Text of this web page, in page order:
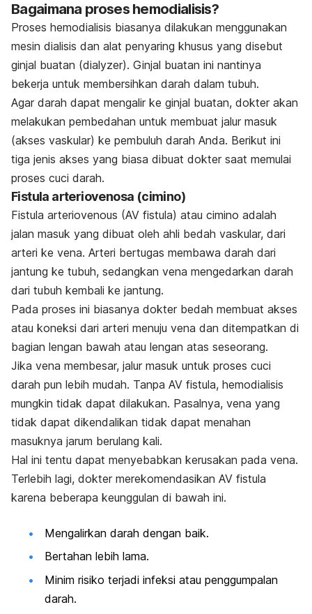
Bagaimana proses hemodialisis?
Proses hemodialisis biasanya dilakukan menggunakan
mesin dialisis dan alat penyaring khusus yang disebut
ginjal buatan (dialyzer). Ginjal buatan ini nantinya
bekerja untuk membersihkan darah dalam tubuh.
Agar darah dapat mengalir ke ginjal buatan, dokter akan
melakukan pembedahan untuk membuat jalur masuk
(akses vaskular) ke pembuluh darah Anda. Berikut ini
tiga jenis akses yang biasa dibuat dokter saat memulai
proses cuci darah.
Fistula arteriovenosa (cimino)
Fistula arteriovenous (AV fistula) atau cimino adalah
jalan masuk yang dibuat oleh ahli bedah vaskular, dari
arteri ke vena. Arteri bertugas membawa darah dari
jantung ke tubuh, sedangkan vena mengedarkan darah
dari tubuh kembali ke jantung.
Pada proses ini biasanya dokter bedah membuat akses
atau koneksi dari arteri menuju vena dan ditempatkan di
bagian lengan bawah atau lengan atas seseorang.
Jika vena membesar, jalur masuk untuk proses cuci
darah pun lebih mudah. Tanpa AV fistula, hemodialisis
mungkin tidak dapat dilakukan. Pasalnya, vena yang
tidak dapat dikendalikan tidak dapat menahan
masuknya jarum berulang kali.
Hal ini tentu dapat menyebabkan kerusakan pada vena.
Terlebih lagi, dokter merekomendasikan AV fistula
karena beberapa keunggulan di bawah ini.
Mengalirkan darah dengan baik.
Bertahan lebih lama.
Minim risiko terjadi infeksi atau penggumpalan
darah.